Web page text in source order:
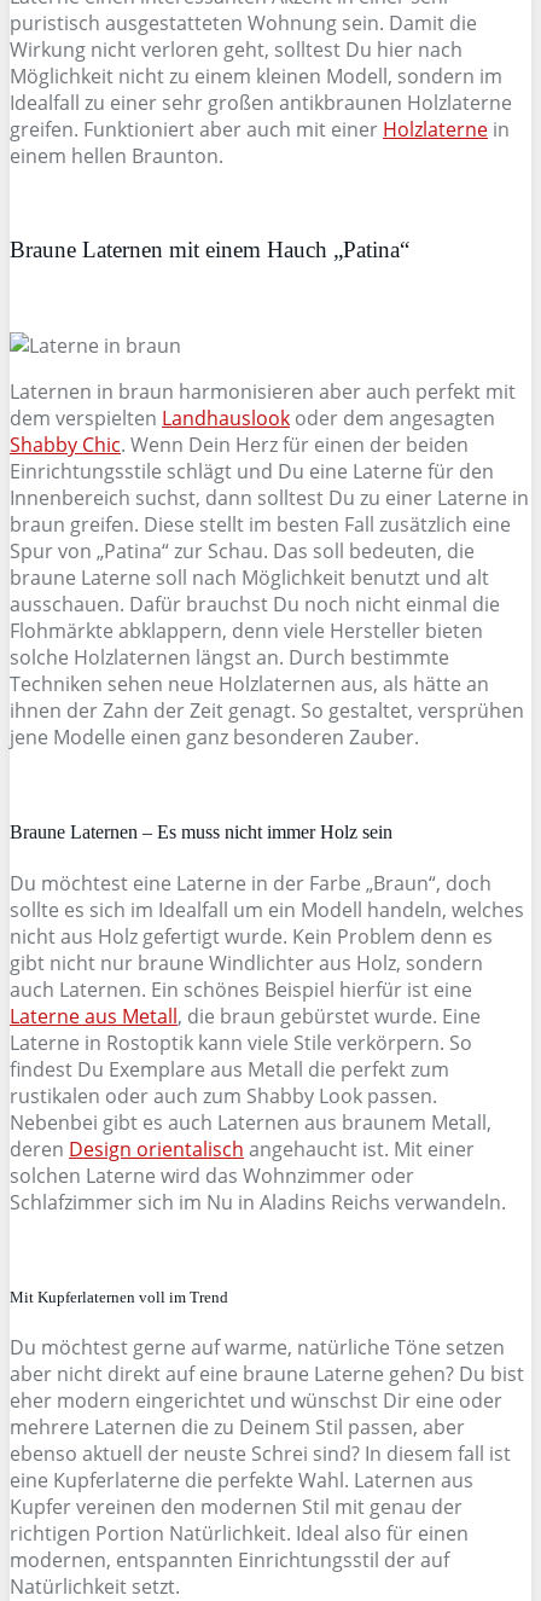
puristisch ausgestatteten Wohnung sein. Damit die
Wirkung nicht verloren geht, solltest Du hier nach
Möglichkeit nicht zu einem kleinen Modell, sondern im
Idealfall zu einer sehr großen antikbraunen Holzlaterne
greifen. Funktioniert aber auch mit einer Holzlaterne in
einem hellen Braunton.
Braune Laternen mit einem Hauch „Patina“
Laternen in braun harmonisieren aber auch perfekt mit
dem verspielten Landhauslook oder dem angesagten
Shabby Chic. Wenn Dein Herz für einen der beiden
Einrichtungsstile schlägt und Du eine Laterne für den
Innenbereich suchst, dann solltest Du zu einer Laterne in
braun greifen. Diese stellt im besten Fall zusätzlich eine
Spur von „Patina“ zur Schau. Das soll bedeuten, die
braune Laterne soll nach Möglichkeit benutzt und alt
ausschauen. Dafür brauchst Du noch nicht einmal die
Flohmärkte abklappern, denn viele Hersteller bieten
solche Holzlaternen längst an. Durch bestimmte
Techniken sehen neue Holzlaternen aus, als hätte an
ihnen der Zahn der Zeit genagt. So gestaltet, versprühen
jene Modelle einen ganz besonderen Zauber.
Braune Laternen – Es muss nicht immer Holz sein
Du möchtest eine Laterne in der Farbe „Braun“, doch
sollte es sich im Idealfall um ein Modell handeln, welches
nicht aus Holz gefertigt wurde. Kein Problem denn es
gibt nicht nur braune Windlichter aus Holz, sondern
auch Laternen. Ein schönes Beispiel hierfür ist eine
Laterne aus Metall, die braun gebürstet wurde. Eine
Laterne in Rostoptik kann viele Stile verkörpern. So
findest Du Exemplare aus Metall die perfekt zum
rustikalen oder auch zum Shabby Look passen.
Nebenbei gibt es auch Laternen aus braunem Metall,
deren Design orientalisch angehaucht ist. Mit einer
solchen Laterne wird das Wohnzimmer oder
Schlafzimmer sich im Nu in Aladins Reichs verwandeln.
Mit Kupferlaternen voll im Trend
Du möchtest gerne auf warme, natürliche Töne setzen
aber nicht direkt auf eine braune Laterne gehen? Du bist
eher modern eingerichtet und wünschst Dir eine oder
mehrere Laternen die zu Deinem Stil passen, aber
ebenso aktuell der neuste Schrei sind? In diesem fall ist
eine Kupferlaterne die perfekte Wahl. Laternen aus
Kupfer vereinen den modernen Stil mit genau der
richtigen Portion Natürlichkeit. Ideal also für einen
modernen, entspannten Einrichtungsstil der auf
Natürlichkeit setzt.